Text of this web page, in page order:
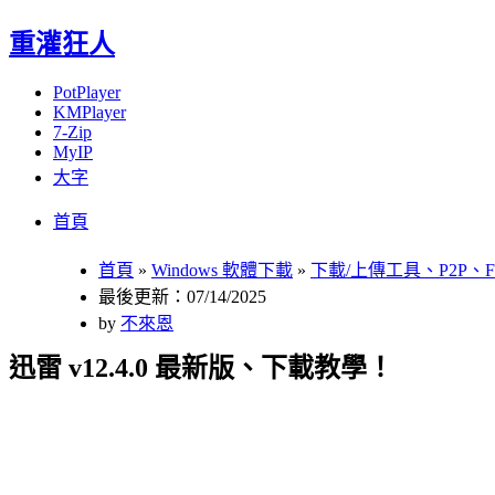
重灌狂人
PotPlayer
KMPlayer
7-Zip
MyIP
大字
首頁
首頁 » Windows 軟體下載 » 下載/上傳工具、P2P、
最後更新：07/14/2025
by 不來恩
迅雷 v12.4.0 最新版、下載教學！